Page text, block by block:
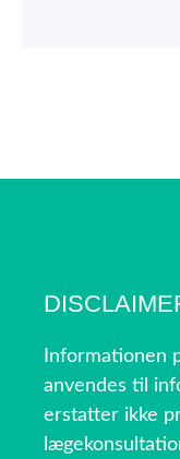
Informationen
anvendes til
erstatter ikke